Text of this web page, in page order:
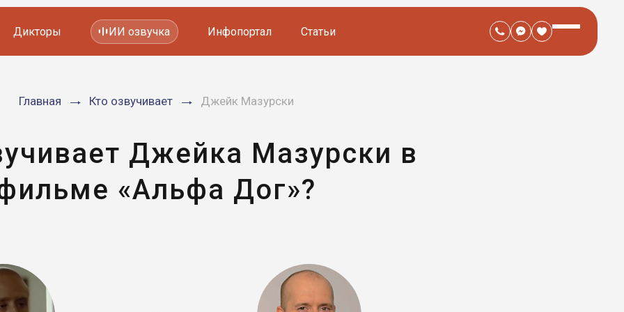
Мультфильмов
Дикторы ИИ озвучка Инфопортал Статьи
Главная Кто озвучивает Джейк Мазурски
Джейка Мазурски в
«Альфа Дог»?